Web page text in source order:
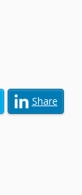
Share